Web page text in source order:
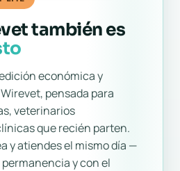
también es
económica y
pensada para
veterinarios
que recién parten.
y atiendes el mismo día —
y con el